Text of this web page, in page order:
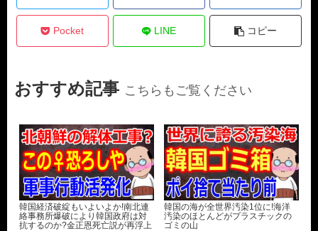
Pocket LINE コピー
おすすめ記事 こちらもご覧ください
韓国経済破綻もいよいよか!南北連
絡事務所爆破により韓国政府は対
抗するのか?金正恩死亡説が再浮上
韓国の海が全世界汚染1位に!海洋
汚染のほとんどがプラスチックの
ゴミの山